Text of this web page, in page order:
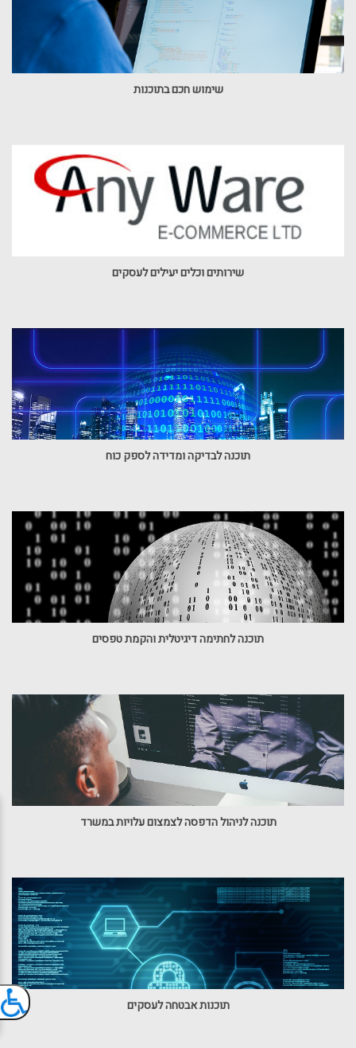
שימוש חכם בתוכנות
שירותים וכלים יעילים לעסקים
תוכנה לבדיקה ומדידה לספק כוח
תוכנה לחתימה דיגיטלית והקמת טפסים
תוכנה לניהול הדפסה לצמצום עלויות במשרד
תוכנות אבטחה לעסקים